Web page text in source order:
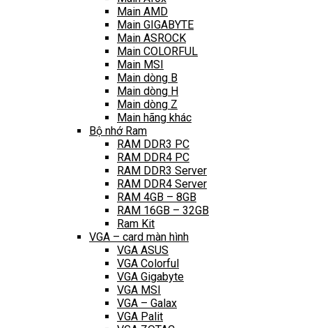
Main AMD
Main GIGABYTE
Main ASROCK
Main COLORFUL
Main MSI
Main dòng B
Main dòng H
Main dòng Z
Main hãng khác
Bộ nhớ Ram
RAM DDR3 PC
RAM DDR4 PC
RAM DDR3 Server
RAM DDR4 Server
RAM 4GB – 8GB
RAM 16GB – 32GB
Ram Kit
VGA – card màn hình
VGA ASUS
VGA Colorful
VGA Gigabyte
VGA MSI
VGA – Galax
VGA Palit